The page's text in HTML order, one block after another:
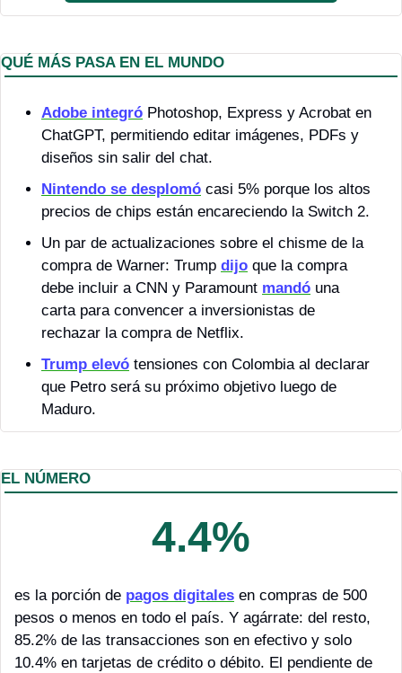
QUÉ MÁS PASA EN EL MUNDO
Adobe integró Photoshop, Express y Acrobat en
ChatGPT, permitiendo editar imágenes, PDFs y
diseños sin salir del chat.
Nintendo se desplomó casi 5% porque los altos
precios de chips están encareciendo la Switch 2.
Un par de actualizaciones sobre el chisme de la
compra de Warner: Trump dijo que la compra
debe incluir a CNN y Paramount mandó una
carta para convencer a inversionistas de
rechazar la compra de Netflix.
Trump elevó tensiones con Colombia al declarar
que Petro será su próximo objetivo luego de
Maduro.
EL NÚMERO
4.4%
es la porción de pagos digitales en compras de 500
pesos o menos en todo el país. Y agárrate: del resto,
85.2% de las transacciones son en efectivo y solo
10.4% en tarjetas de crédito o débito. El pendiente de